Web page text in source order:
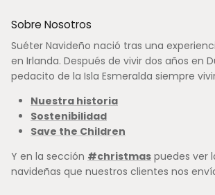
Sobre Nosotros
Suéter Navideño nació tras una
en Irlanda. Después de vivir dos años en
pedacito de la Isla Esmeralda siempre
Nuestra historia
Sostenibilidad
Save the Children
Y en la sección #christmas puedes ver
navideñas que nuestros clientes nos